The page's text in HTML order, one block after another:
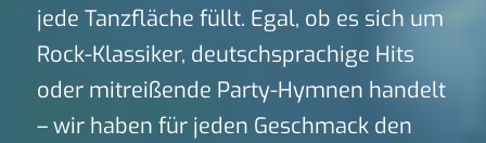
jede Tanzfläche füllt. Egal, ob es sich um
Rock-Klassiker, deutschsprachige Hits
oder mitreißende Party-Hymnen handelt
– wir haben für jeden Geschmack den